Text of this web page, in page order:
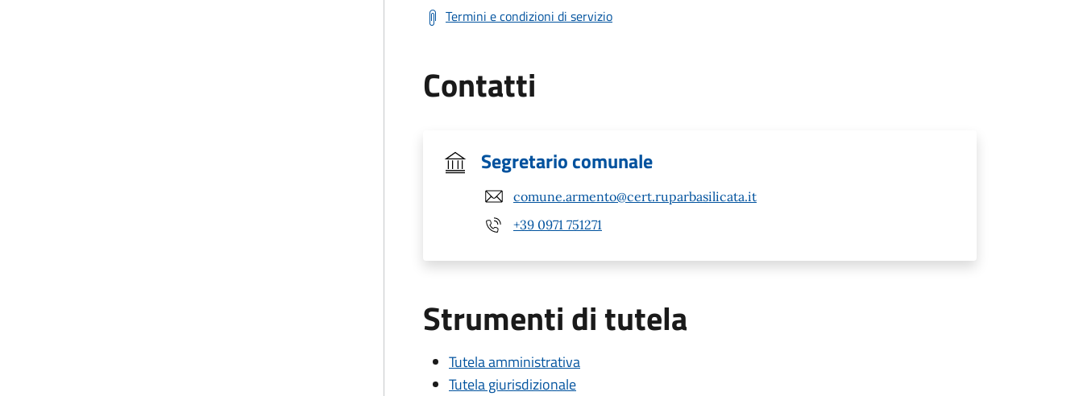
Termini e condizioni di servizio
Contatti
Segretario comunale
comune.armento@cert.ruparbasilicata.it
+39 0971 751271
Strumenti di tutela
Tutela amministrativa
Tutela giurisdizionale